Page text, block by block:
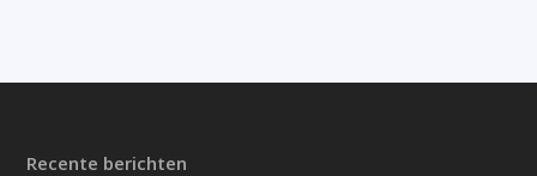
Recente berichten